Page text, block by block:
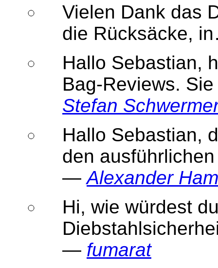
Vielen Dank das
die Rücksäcke,
Hallo Sebastian,
Bag-Reviews.
Stefan
Hallo Sebastian,
den
—Alexander
Hi, wie würdest
— fumarat